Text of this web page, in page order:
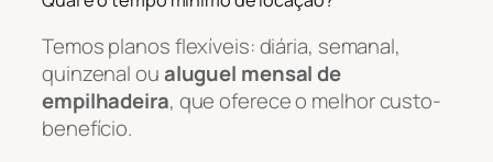
Temos planos flexíveis: diária, semanal,
quinzenal oualuguel mensal de
empilhadeira, que oferece o melhor custo-
benefício.